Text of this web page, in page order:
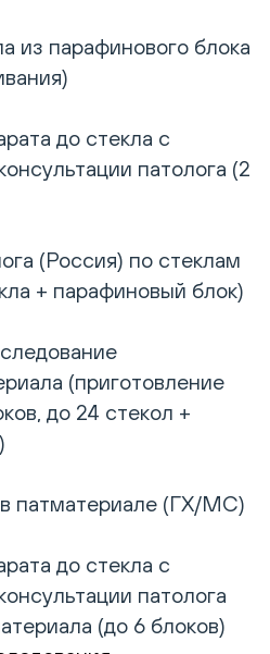
из парафинового блока
до стекла с
патолога (2
(Россия) по стеклам
+ парафиновый блок)
(приготовление
до 24 стекол +
патматериале (ГХ/МС)
до стекла с
патолога
(до 6 блоков)